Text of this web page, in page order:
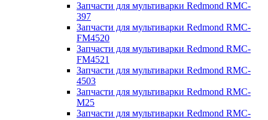
Запчасти для мультиварки Redmond RMC-
397
Запчасти для мультиварки Redmond RMC-
FM4520
Запчасти для мультиварки Redmond RMC-
FM4521
Запчасти для мультиварки Redmond RMC-
4503
Запчасти для мультиварки Redmond RMC-
M25
Запчасти для мультиварки Redmond RMC-